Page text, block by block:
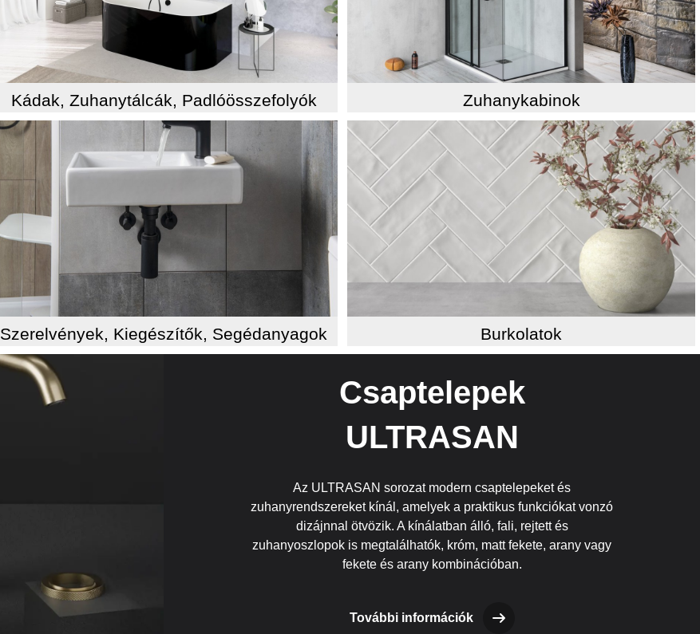
Kádak, Zuhanytálcák, Padlóösszefolyók Zuhanykabinok
Szerelvények, Kiegészítők, Segédanyagok Burkolatok
Csaptelepek
ULTRASAN
Az ULTRASAN sorozat modern csaptelepeket és
zuhanyrendszereket kínál, amelyek a praktikus funkciókat vonzó
dizájnnal ötvözik. A kínálatban álló, fali, rejtett és
zuhanyoszlopok is megtalálhatók, króm, matt fekete, arany vagy
fekete és arany kombinációban.
További információk